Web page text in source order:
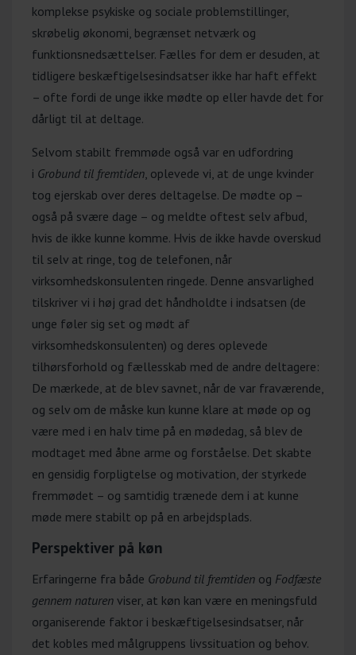
komplekse psykiske og sociale problemstillinger,
skrøbelig økonomi, begrænset netværk og
funktionsnedsættelser. Fælles for dem er desuden, at
tidligere beskæftigelsesindsatser ikke har haft effekt
– ofte fordi de unge ikke mødte op eller havde det for
dårligt til at deltage.
Selvom stabilt fremmøde også var en udfordring
i Grobund til fremtiden , oplevede vi, at de unge kvinder
tog ejerskab over deres deltagelse. De mødte op –
også på svære dage – og meldte oftest selv afbud,
hvis de ikke kunne komme. Hvis de ikke havde overskud
til selv at ringe, tog de telefonen, når
virksomhedskonsulenten ringede. Denne ansvarlighed
tilskriver vi i høj grad det håndholdte i indsatsen (de
unge føler sig set og mødt af
virksomhedskonsulenten) og deres oplevede
tilhørsforhold og fællesskab med de andre deltagere:
De mærkede, at de blev savnet, når de var fraværende,
og selv om de måske kun kunne klare at møde op og
være med i en halv time på en mødedag, så blev de
modtaget med åbne arme og forståelse. Det skabte
en gensidig forpligtelse og motivation, der styrkede
fremmødet – og samtidig trænede dem i at kunne
møde mere stabilt op på en arbejdsplads.
Perspektiver på køn
Erfaringerne fra både Grobund til fremtiden og Fodfæste
gennem naturen viser, at køn kan være en meningsfuld
organiserende faktor i beskæftigelsesindsatser, når
det kobles med målgruppens livssituation og behov.